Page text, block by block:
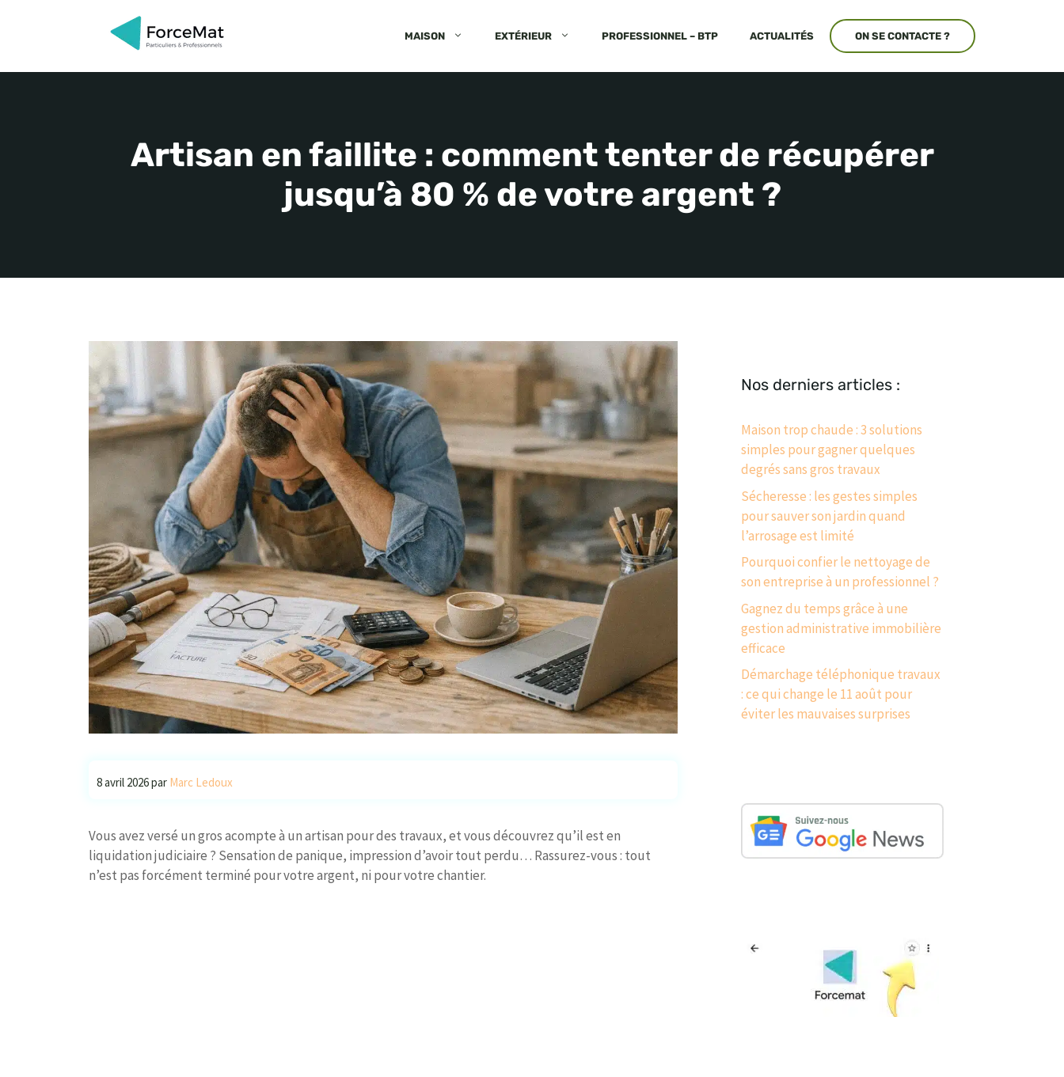
MAISON EXTÉRIEUR PROFESSIONNEL – BTP ACTUALITÉS ON SE CONTACTE ?
Artisan en faillite : comment tenter de récupérer
jusqu’à 80 % de votre argent ?
8 avril 2026par Marc Ledoux
Vous avez versé un gros acompte à un artisan pour des travaux, et vous découvrez qu’il est en
liquidation judiciaire ? Sensation de panique, impression d’avoir tout perdu… Rassurez-vous : tout
n’est pas forcément terminé pour votre argent, ni pour votre chantier.
Nos derniers articles :
Maison trop chaude : 3 solutions
simples pour gagner quelques
degrés sans gros travaux
Sécheresse : les gestes simples
pour sauver son jardin quand
l’arrosage est limité
Pourquoi confier le nettoyage de
son entreprise à un professionnel ?
Gagnez du temps grâce à une
gestion administrative immobilière
efficace
Démarchage téléphonique travaux
: ce qui change le 11 août pour
éviter les mauvaises surprises